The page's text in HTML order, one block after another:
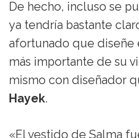
De hecho, incluso se
ya tendría bastante
afortunado que diseñe
más importante de su
mismo con diseñador
Hayek.
«El vestido de Salma